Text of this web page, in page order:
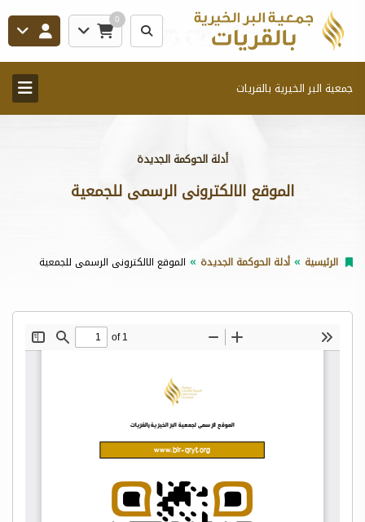
0
جمعية البر الخيرية بالقريات
أدلة الحوكمة الجديدة
الموقع الالكترونى الرسمى للجمعية
الرئيسية أدلة الحوكمة الجديدة الموقع الالكترونى الرسمى للجمعية